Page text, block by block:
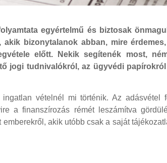
egyértelmű és biztosak
bizonytalanok abban, mire érdemes,
előtt. Nekik segítenék most,
jogi tudnivalókról, az ügyvédi papírokról
vételnél mi történik. Az adásvétel
a finanszírozás rémét leszámítva
akik utóbb csak a saját